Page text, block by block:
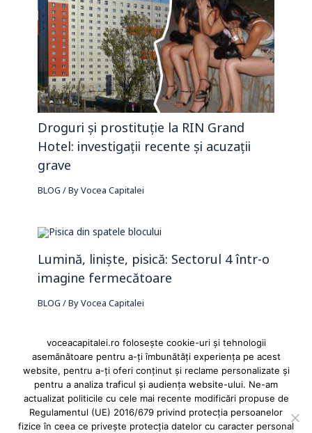
Droguri și prostituție la RIN Grand
Hotel: investigații recente și acuzații
grave
BLOG / ByVocea Capitalei
Lumină, liniște, pisică: Sectorul 4 într-o
imagine fermecătoare
BLOG / ByVocea Capitalei
Reclame și advertoriale pe Vocea Capitalei
Powered byINFINITUS ADVERTISING
voceacapitalei.ro folosește cookie-uri și tehnologii
asemănătoare pentru a-ți îmbunătăți experiența pe acest
website, pentru a-ți oferi conținut și reclame personalizate și
pentru a analiza traficul și audiența website-ului. Ne-am
actualizat politicile cu cele mai recente modificări propuse de
Regulamentul (UE) 2016/679 privind protecția persoanelor
fizice în ceea ce privește protecția datelor cu caracter personal